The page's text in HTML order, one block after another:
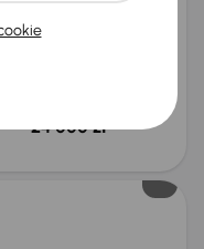
Cena promocyjna
24 000 zł